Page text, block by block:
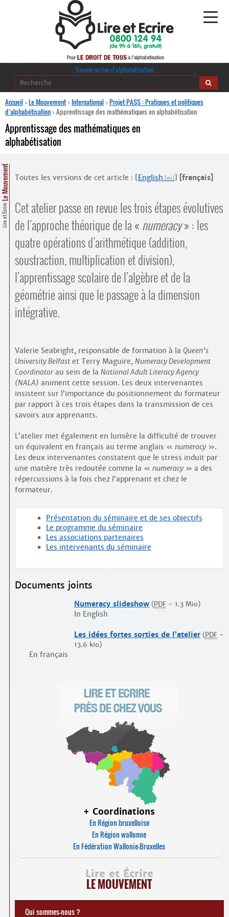
Alphabétisation
Ressources pédagogiques
Comprendre et parler
Bienvenue en Belgique
Espace presse
Contacts
Trouver un lieu d’alphabétisation
Trouver un lieu d’alphabétisation
Accueil>Le Mouvement>International>Projet PASS : Pratiques et politiques
d’alphabétisation>Apprentissage des mathématiques en alphabétisation
Apprentissage des mathématiques en
alphabétisation
Lire et Écrire
Le Mouvement Toutes les versions de cet article : [English ] [français]
Cet atelier passe en revue les trois étapes évolutives
de l’approche théorique de la « numeracy» : les
quatre opérations d’arithmétique (addition,
soustraction, multiplication et division),
l’apprentissage scolaire de l’algèbre et de la
géométrie ainsi que le passage à la dimension
intégrative.
Valerie Seabright, responsable de formation à la Queen’s
University Belfastet Terry Maguire, Numeracy Development
Coordinatorau sein de la National Adult Literacy Agency
(NALA) animent cette session. Les deux intervenantes
insistent sur l’importance du positionnement du formateur
par rapport à ces trois étapes dans la transmission de ces
savoirs aux apprenants.
L’atelier met également en lumière la difficulté de trouver
un équivalent en français au terme anglais « numeracy».
Les deux intervenantes constatent que le stress induit par
une matière très redoutée comme la « numeracy» a des
répercussions à la fois chez l’apprenant et chez le
formateur.
Présentation du séminaire et de ses objectifs
Le programme du séminaire
Les associations partenaires
Les intervenants du séminaire
Documents joints
Numeracy slideshow ( PDF- 1.3 Mio)
In English
Les idées fortes sorties de l’atelier ( PDF-
13.6 kio)
En français
+ Coordinations
En Région bruxelloise
En Région wallonne
En Fédération Wallonie-Bruxelles
Lire et Écrire
LE MOUVEMENT
Qui sommes-nous ?